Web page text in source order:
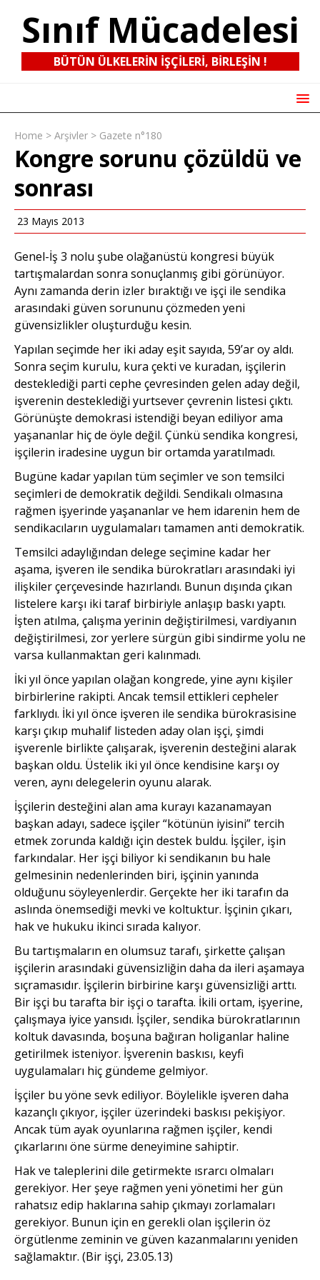
Sınıf Mücadelesi
BÜTÜN ÜLKELERIN IŞÇILERI, BIRLEŞIN !
Home > Arşivler > Gazete n°180
Kongre sorunu çözüldü ve
sonrası
23 Mayıs 2013
Genel-İş 3 nolu şube olağanüstü kongresi büyük
tartışmalardan sonra sonuçlanmış gibi görünüyor.
Aynı zamanda derin izler bıraktığı ve işçi ile sendika
arasındaki güven sorununu çözmeden yeni
güvensizlikler oluşturduğu kesin.
Yapılan seçimde her iki aday eşit sayıda, 59’ar oy aldı.
Sonra seçim kurulu, kura çekti ve kuradan, işçilerin
desteklediği parti cephe çevresinden gelen aday değil,
işverenin desteklediği yurtsever çevrenin listesi çıktı.
Görünüşte demokrasi istendiği beyan ediliyor ama
yaşananlar hiç de öyle değil. Çünkü sendika kongresi,
işçilerin iradesine uygun bir ortamda yaratılmadı.
Bugüne kadar yapılan tüm seçimler ve son temsilci
seçimleri de demokratik değildi. Sendikalı olmasına
rağmen işyerinde yaşananlar ve hem idarenin hem de
sendikacıların uygulamaları tamamen anti demokratik.
Temsilci adaylığından delege seçimine kadar her
aşama, işveren ile sendika bürokratları arasındaki iyi
ilişkiler çerçevesinde hazırlandı. Bunun dışında çıkan
listelere karşı iki taraf birbiriyle anlaşıp baskı yaptı.
İşten atılma, çalışma yerinin değiştirilmesi, vardiyanın
değiştirilmesi, zor yerlere sürgün gibi sindirme yolu ne
varsa kullanmaktan geri kalınmadı.
İki yıl önce yapılan olağan kongrede, yine aynı kişiler
birbirlerine rakipti. Ancak temsil ettikleri cepheler
farklıydı. İki yıl önce işveren ile sendika bürokrasisine
karşı çıkıp muhalif listeden aday olan işçi, şimdi
işverenle birlikte çalışarak, işverenin desteğini alarak
başkan oldu. Üstelik iki yıl önce kendisine karşı oy
veren, aynı delegelerin oyunu alarak.
İşçilerin desteğini alan ama kurayı kazanamayan
başkan adayı, sadece işçiler “kötünün iyisini” tercih
etmek zorunda kaldığı için destek buldu. İşçiler, işin
farkındalar. Her işçi biliyor ki sendikanın bu hale
gelmesinin nedenlerinden biri, işçinin yanında
olduğunu söyleyenlerdir. Gerçekte her iki tarafın da
aslında önemsediği mevki ve koltuktur. İşçinin çıkarı,
hak ve hukuku ikinci sırada kalıyor.
Bu tartışmaların en olumsuz tarafı, şirkette çalışan
işçilerin arasındaki güvensizliğin daha da ileri aşamaya
sıçramasıdır. İşçilerin birbirine karşı güvensizliği arttı.
Bir işçi bu tarafta bir işçi o tarafta. İkili ortam, işyerine,
çalışmaya iyice yansıdı. İşçiler, sendika bürokratlarının
koltuk davasında, boşuna bağıran holiganlar haline
getirilmek isteniyor. İşverenin baskısı, keyfi
uygulamaları hiç gündeme gelmiyor.
İşçiler bu yöne sevk ediliyor. Böylelikle işveren daha
kazançlı çıkıyor, işçiler üzerindeki baskısı pekişiyor.
Ancak tüm ayak oyunlarına rağmen işçiler, kendi
çıkarlarını öne sürme deneyimine sahiptir.
Hak ve taleplerini dile getirmekte ısrarcı olmaları
gerekiyor. Her şeye rağmen yeni yönetimi her gün
rahatsız edip haklarına sahip çıkmayı zorlamaları
gerekiyor. Bunun için en gerekli olan işçilerin öz
örgütlenme zeminin ve güven kazanmalarını yeniden
sağlamaktır. (Bir işçi, 23.05.13)